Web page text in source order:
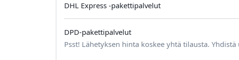
DHL Express -pakettipalvelut
DPD-pakettipalvelut
Psst! Lähetyksen hinta koskee yhtä tilausta.